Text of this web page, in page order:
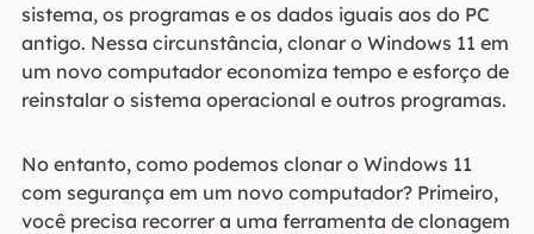
sistema, os programas e os dados iguais aos do PC
antigo. Nessa circunstância, clonar o Windows 11 em
um novo computador economiza tempo e esforço de
reinstalar o sistema operacional e outros programas.
No entanto, como podemos clonar o Windows 11
com segurança em um novo computador? Primeiro,
você precisa recorrer a uma ferramenta de clonagem